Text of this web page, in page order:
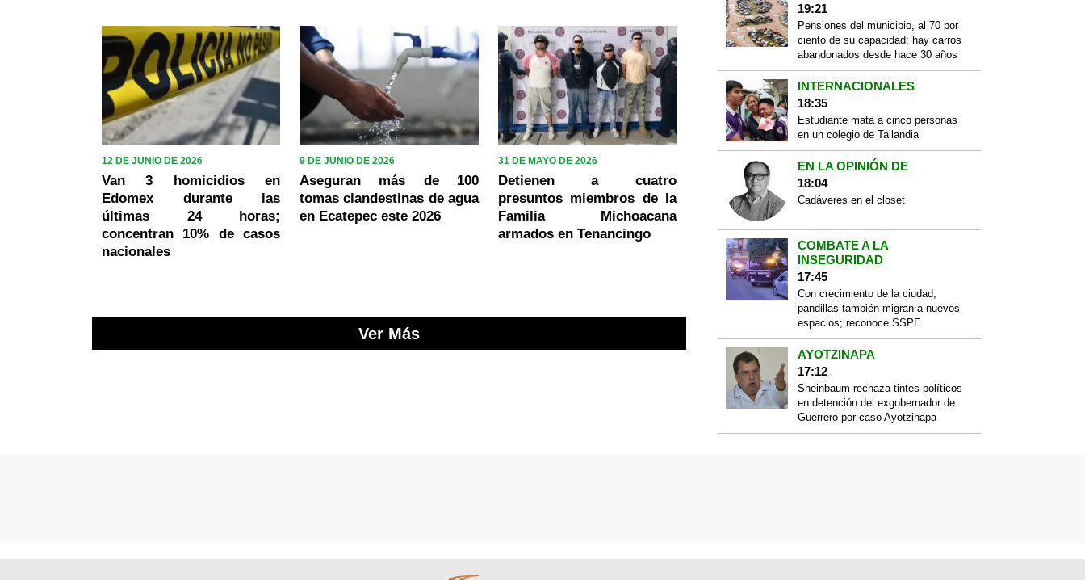
12 DE JUNIO DE 2026
Van 3 homicidios en
Edomex durante las
últimas 24 horas;
concentran 10% de casos
nacionales
9 DE JUNIO DE 2026
Aseguran más de 100
tomas clandestinas de agua
en Ecatepec este 2026
31 DE MAYO DE 2026
Detienen a cuatro
presuntos miembros de la
Familia Michoacana
armados en Tenancingo
Ver Más
19:21
Pensiones del municipio, al 70 por
ciento de su capacidad; hay carros
abandonados desde hace 30 años
INTERNACIONALES
18:35
Estudiante mata a cinco personas
en un colegio de Tailandia
EN LA OPINIÓN DE
18:04
Cadáveres en el closet
COMBATE A LA
INSEGURIDAD
17:45
Con crecimiento de la ciudad,
pandillas también migran a nuevos
espacios; reconoce SSPE
AYOTZINAPA
17:12
Sheinbaum rechaza tintes políticos
en detención del exgobernador de
Guerrero por caso Ayotzinapa